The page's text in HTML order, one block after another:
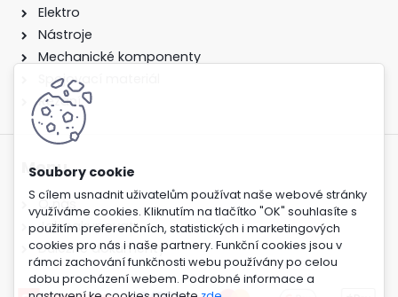
S cílem usnadnit uživatelům používat naše webové stránky
využíváme cookies. Kliknutím na tlačítko "OK" souhlasíte s
použitím preferenčních, statistických i marketingových
cookies pro nás i naše partnery. Funkční cookies jsou v
rámci zachování funkčnosti webu používány po celou
dobu procházení webem. Podrobné informace a
Elektro
Nástroje
Mechanické komponenty
Spojovací materiál
Řezání
Menu
O nás
Jak nakupovat
Důležité dokumenty